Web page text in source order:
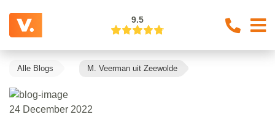
9.5
Alle Blogs M. Veerman uit Zeewolde
24 December 2022